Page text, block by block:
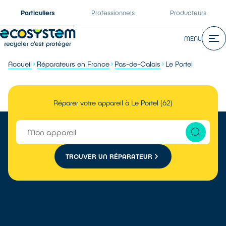
Particuliers Professionnels Producteurs
MENU
Accueil Réparateurs en France Pas-de-Calais Le Portel
Réparer votre appareil à Le Portel (62)
TROUVER UN RÉPARATEUR